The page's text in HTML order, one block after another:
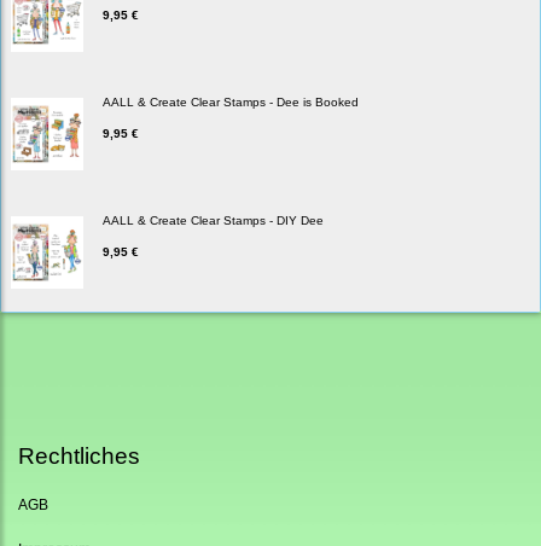
9,95 €
AALL & Create Clear Stamps - Dee is Booked
9,95 €
AALL & Create Clear Stamps - DIY Dee
9,95 €
Rechtliches
AGB